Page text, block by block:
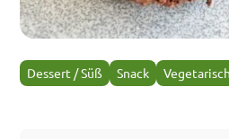
Dessert / Süß Snack Vegetarisch